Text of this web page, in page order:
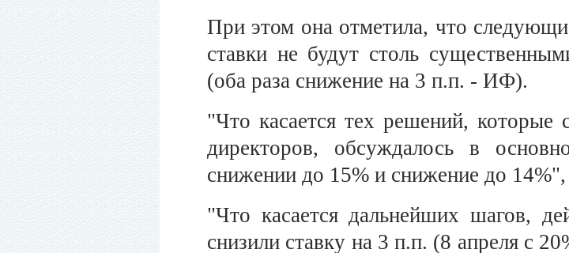
При этом она отметила, что
ставки не будут столь
(оба раза снижение на 3 п.п. - ИФ).
"Что касается тех решений, которые
директоров, обсуждалось в
снижении до 15% и снижение до
"Что касается дальнейших шагов,
снизили ставку на 3 п.п. (8 апреля с